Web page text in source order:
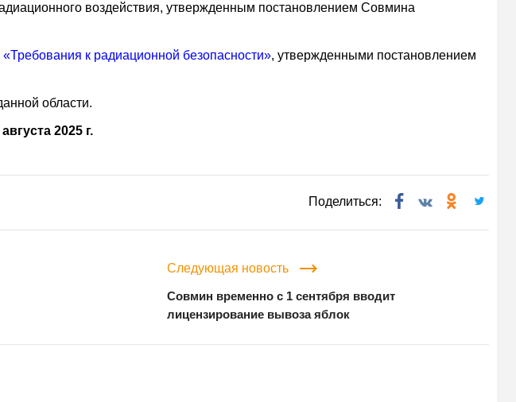
воздействия, утвержденным постановлением Совмина
к радиационной безопасности», утвержденными постановлением
области.
2025 г.
Поделиться:
Следующая новость
Совмин временно с 1 сентября вводит
лицензирование вывоза яблок